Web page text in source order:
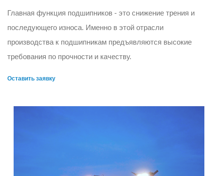
Главная функция подшипников - это снижение трения и
последующего износа. Именно в этой отрасли
производства к подшипникам предъявляются высокие
требования по прочности и качеству.
Оставить заявку